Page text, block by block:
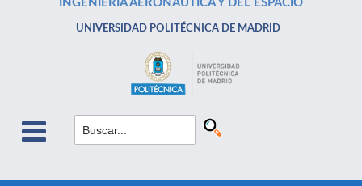
INGENIERÍA AERONÁUTICA Y DEL ESPACIO
UNIVERSIDAD POLITÉCNICA DE MADRID